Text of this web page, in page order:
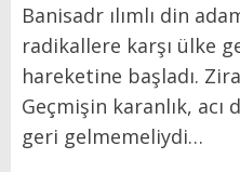
Banisadr ılımlı din
radikallere karşı ülke
hareketine başladı.
Geçmişin karanlık,
geri gelmemeliydi…